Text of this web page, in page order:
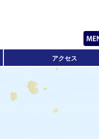
アクセス